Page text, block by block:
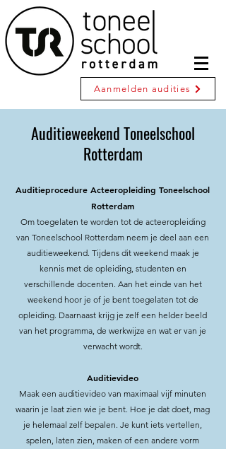
Aanmelden audities
Auditieweekend Toneelschool
Rotterdam
Auditieprocedure Acteeropleiding Toneelschool
Rotterdam
Om toegelaten te worden tot de acteeropleiding
van Toneelschool Rotterdam neem je deel aan een
auditieweekend. Tijdens dit weekend maak je
kennis met de opleiding, studenten en
verschillende docenten. Aan het einde van het
weekend hoor je of je bent toegelaten tot de
opleiding. Daarnaast krijg je zelf een helder beeld
van het programma, de werkwijze en wat er van je
verwacht wordt.
Auditievideo
Maak een auditievideo van maximaal vijf minuten
waarin je laat zien wie je bent. Hoe je dat doet, mag
je helemaal zelf bepalen. Je kunt iets vertellen,
spelen, laten zien, maken of een andere vorm